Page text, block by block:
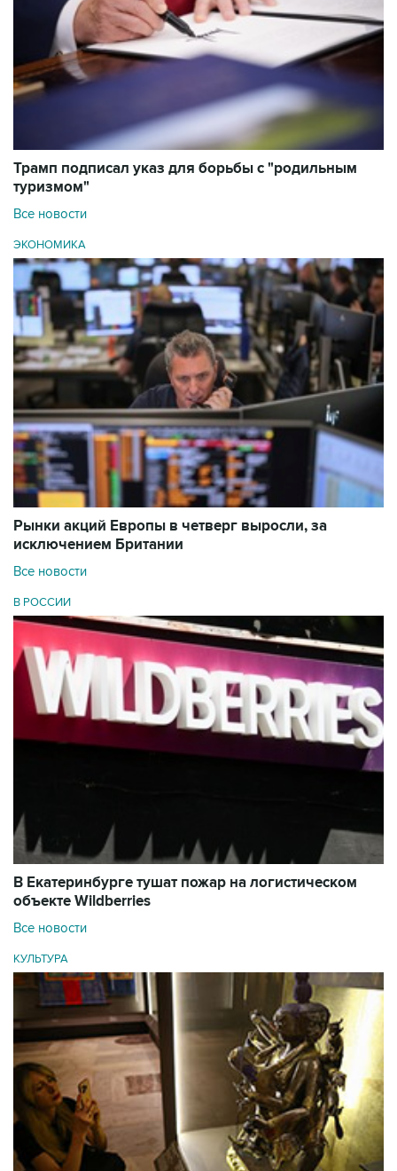
Трамп подписал указ для борьбы с "родильным
туризмом"
Все новости
ЭКОНОМИКА
Рынки акций Европы в четверг выросли, за
исключением Британии
Все новости
В РОССИИ
В Екатеринбурге тушат пожар на логистическом
объекте Wildberries
Все новости
КУЛЬТУРА